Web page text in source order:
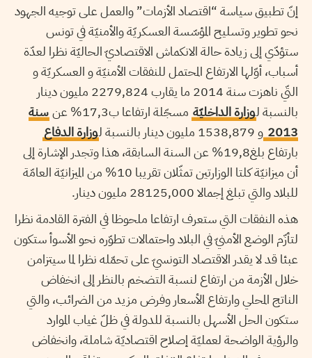
إنّ تطبيق سياسة “اقتصاد الأزمات” والعمل على توجيه الجهود
نحو تطوير وتسليح المؤسّسة العسكريّة والأمنيّة في تونس
ستؤدّي إلى زيادة حالة الانكماش الاقتصاديّ الحاليّة نظرا لعدّة
أسباب، أوّلها الارتفاع المحتمل للنفقات الأمنيّة و العسكريّة و
التّي ناهزت سنة 2014 ما يقارب 2279,824 مليون دينار
بالنسبة لوزارة الداخليّة مسجّلة ارتفاعا ب17,3% عن
سنة
2013 و 1538,879 مليون دينار بالنسبة ل
وزارة الدفاع
بارتفاع بلغ19,8% عن السنة السابقة، هذا وتجدر الإشارة إلى
أن ميزانيّة كلتا الوزارتين تمثّلان تقريبا 10% من الميزانيّة العامّة
للبلاد والتي تبلغ إجمالا 28125,000 مليون دينار.
هذه النفقات التي ستعرف ارتفاعا ملحوظا في الفترة القادمة نظرا
لتأزّم الوضع الأمنيّ في البلاد واحتمالات تطوّره نحو الأسوأ ستكون
عبئا قد لا يقدر الاقتصاد التونسيّ على تحمّله نظرا لما سيتزامن
خلال الأزمة من ارتفاع لنسبة التضخم بالنظر إلى انخفاض
الناتج المحلي وارتفاع الأسعار وفرض مزيد من الضرائب، والتي
ستكون الحل الأسهل بالنسبة للدولة في ظلّ غياب الموارد
والرؤية الواضحة لعمليّة إصلاح اقتصاديّة شاملة، وانخفاض